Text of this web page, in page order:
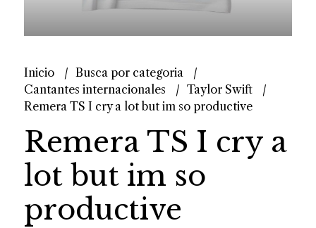
Inicio
Busca por categoria
Cantantes internacionales
Taylor Swift
Remera TS I cry a lot but im so productive
Remera TS I cry a
lot but im so
productive